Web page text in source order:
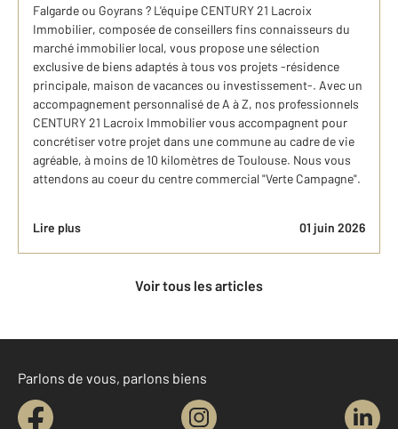
Falgarde ou Goyrans ? L'équipe CENTURY 21 Lacroix
Immobilier, composée de conseillers fins connaisseurs du
marché immobilier local, vous propose une sélection
exclusive de biens adaptés à tous vos projets -résidence
principale, maison de vacances ou investissement-. Avec un
accompagnement personnalisé de A à Z, nos professionnels
CENTURY 21 Lacroix Immobilier vous accompagnent pour
concrétiser votre projet dans une commune au cadre de vie
agréable, à moins de 10 kilomètres de Toulouse. Nous vous
attendons au coeur du centre commercial "Verte Campagne".
Lire plus 01 juin 2026
Voir tous les articles
Parlons de vous, parlons biens